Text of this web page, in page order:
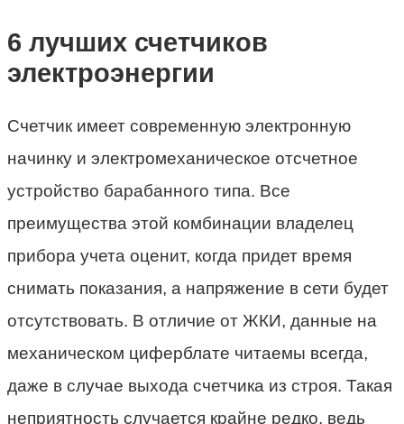
6 лучших счетчиков
электроэнергии
Счетчик имеет современную электронную
начинку и электромеханическое отсчетное
устройство барабанного типа. Все
преимущества этой комбинации владелец
прибора учета оценит, когда придет время
снимать показания, а напряжение в сети будет
отсутствовать. В отличие от ЖКИ, данные на
механическом циферблате читаемы всегда,
даже в случае выхода счетчика из строя. Такая
неприятность случается крайне редко, ведь